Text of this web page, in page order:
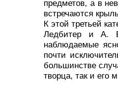
предметов, а в
встречаются
К этой третьей
Ледбитер и А.
наблюдаемые
почти
большинстве
творца, так и его